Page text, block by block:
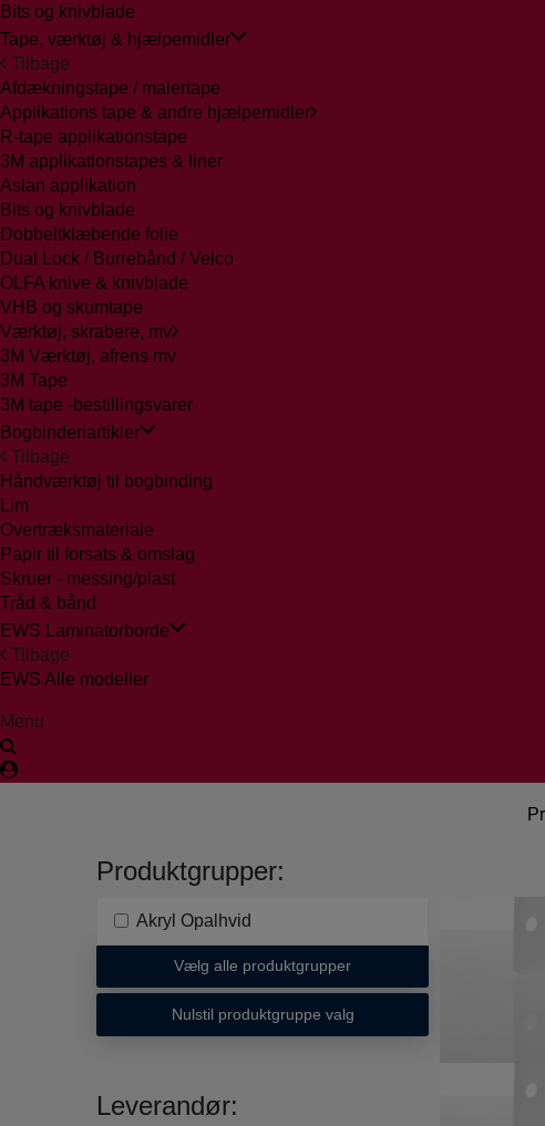
Bits og knivblade
Tape, værktøj & hjælpemidler
Tilbage
Afdækningstape / malertape
Applikations tape & andre hjælpemidler
R-tape applikationstape
3M applikationstapes & liner
Aslan applikation
Bits og knivblade
Dobbeltklæbende folie
Dual Lock / Burrebånd / Velco
OLFA knive & knivblade
VHB og skumtape
Værktøj, skrabere, mv
3M Værktøj, afrens mv
3M Tape
3M tape -bestillingsvarer
Bogbinderiartikler
Tilbage
Håndværktøj til bogbinding
Lim
Overtræksmateriale
Papir til forsats & omslag
Skruer - messing/plast
Tråd & bånd
EWS Laminatorborde
Tilbage
EWS Alle modeller
Menu
Produktgrupper:
Akryl Opalhvid
Vælg alle produktgrupper
Nulstil produktgruppe valg
Leverandør: